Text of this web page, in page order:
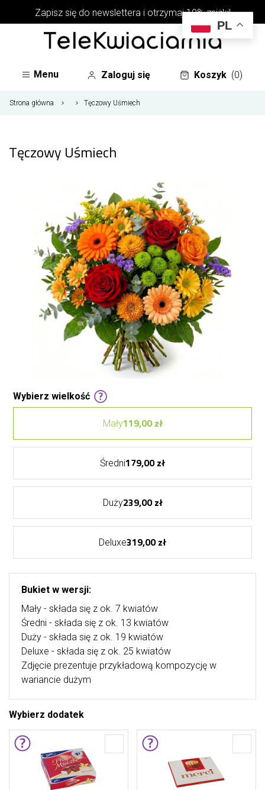
Zapisz się do newslettera i otrzymaj 10% zniżki!
Menu Zaloguj się Koszyk (0)
Strona główna Tęczowy Uśmiech
Tęczowy Uśmiech
Wybierz wielkość
Mały119,00 zł
Średni179,00 zł
Duży239,00 zł
Deluxe319,00 zł
Bukiet w wersji:
Mały - składa się z ok. 7 kwiatów
Średni - składa się z ok. 13 kwiatów
Duży - składa się z ok. 19 kwiatów
Deluxe - składa się z ok. 25 kwiatów
Zdjęcie prezentuje przykładową kompozycję w
wariancie dużym
Wybierz dodatek
PL